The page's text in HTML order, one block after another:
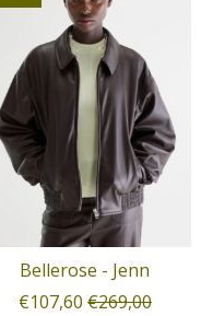
Bellerose - Jenn
€107,60 €269,00